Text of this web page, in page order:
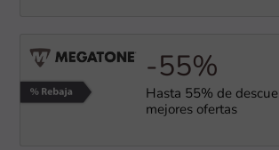
-55%
Hasta 55% de
mejores ofertas